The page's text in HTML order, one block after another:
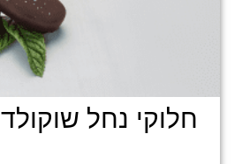
חלוקי נחל שוקולד